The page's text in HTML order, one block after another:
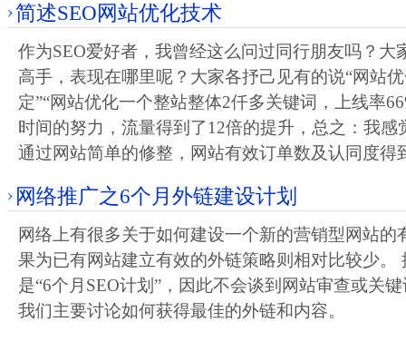
简述SEO网站优化技术
作为SEO爱好者，我曾经这么问过同行朋友吗？大
高手，表现在哪里呢？大家各抒己见有的说“网站
定”“网站优化一个整站整体2仟多关键词，上线率
时间的努力，流量得到了12倍的提升，总之：我感
通过网站简单的修整，网站有效订单数及认同度得
网络推广之6个月外链建设计划
网络上有很多关于如何建设一个新的营销型网站的
果为已有网站建立有效的外链策略则相对比较少。
是“6个月SEO计划”，因此不会谈到网站审查或关
我们主要讨论如何获得最佳的外链和内容。